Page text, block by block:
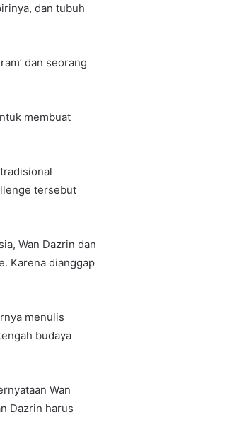
dan tubuh
dan seorang
membuat
tersebut
Wan Dazrin dan
Karena dianggap
menulis
budaya
Wan
Dazrin harus